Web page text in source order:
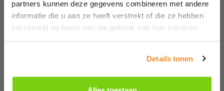
partners kunnen deze gegevens combineren met andere
informatie die u aan ze heeft verstrekt of die ze hebben
verzameld op basis van uw gebruik van hun services.
Details tonen